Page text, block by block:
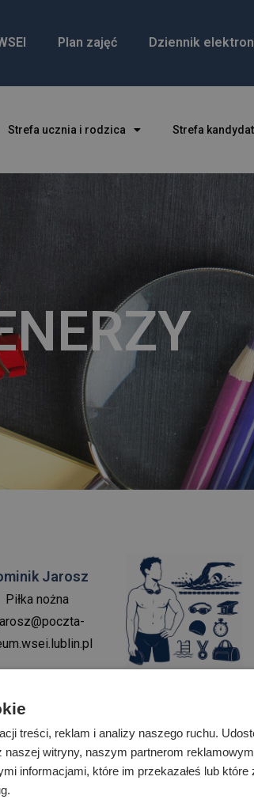
Plan zajęć Dziennik
Strefa ucznia i rodzica Strefa
Jarosz
Piłka nożna
Kosowski
Piłka nożna
treści, reklam i analizy naszego ruchu.
witryny, naszym partnerom
informacjami, które im przekazałeś lub które